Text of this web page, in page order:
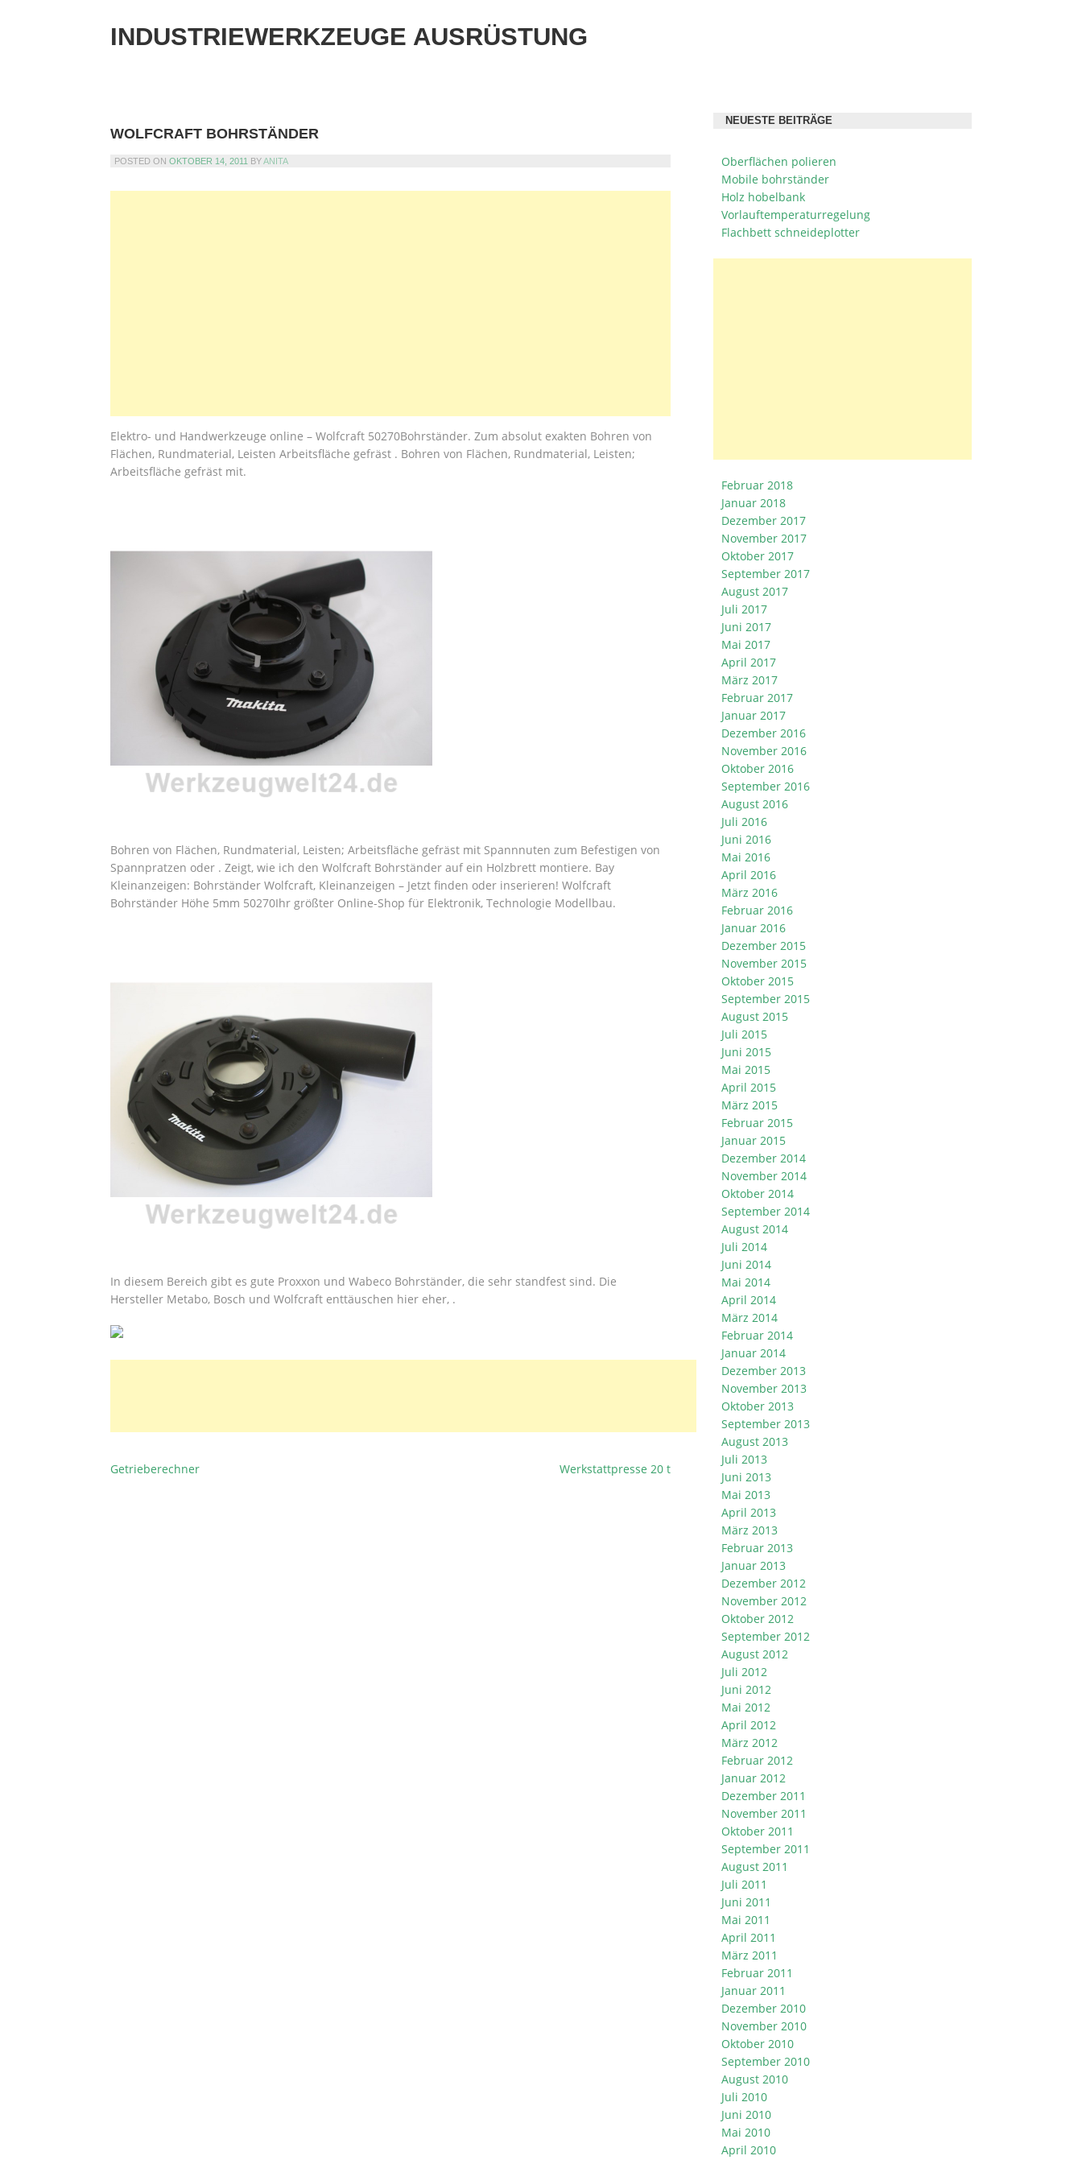
INDUSTRIEWERKZEUGE AUSRÜSTUNG
WOLFCRAFT BOHRSTÄNDER
POSTED ON OKTOBER 14, 2011 BYANITA
Elektro- und Handwerkzeuge online – Wolfcraft 50270Bohrständer. Zum absolut exakten Bohren von
Flächen, Rundmaterial, Leisten Arbeitsfläche gefräst . Bohren von Flächen, Rundmaterial, Leisten;
Arbeitsfläche gefräst mit.
Bohren von Flächen, Rundmaterial, Leisten; Arbeitsfläche gefräst mit Spannnuten zum Befestigen von
Spannpratzen oder . Zeigt, wie ich den Wolfcraft Bohrständer auf ein Holzbrett montiere. Bay
Kleinanzeigen: Bohrständer Wolfcraft, Kleinanzeigen – Jetzt finden oder inserieren! Wolfcraft
Bohrständer Höhe 5mm 50270Ihr größter Online-Shop für Elektronik, Technologie Modellbau.
In diesem Bereich gibt es gute Proxxon und Wabeco Bohrständer, die sehr standfest sind. Die
Hersteller Metabo, Bosch und Wolfcraft enttäuschen hier eher, .
BEITRAGSNAVIGATION
Getrieberechner Werkstattpresse 20 t
NEUESTE BEITRÄGE
Oberflächen polieren
Mobile bohrständer
Holz hobelbank
Vorlauftemperaturregelung
Flachbett schneideplotter
Februar 2018
Januar 2018
Dezember 2017
November 2017
Oktober 2017
September 2017
August 2017
Juli 2017
Juni 2017
Mai 2017
April 2017
März 2017
Februar 2017
Januar 2017
Dezember 2016
November 2016
Oktober 2016
September 2016
August 2016
Juli 2016
Juni 2016
Mai 2016
April 2016
März 2016
Februar 2016
Januar 2016
Dezember 2015
November 2015
Oktober 2015
September 2015
August 2015
Juli 2015
Juni 2015
Mai 2015
April 2015
März 2015
Februar 2015
Januar 2015
Dezember 2014
November 2014
Oktober 2014
September 2014
August 2014
Juli 2014
Juni 2014
Mai 2014
April 2014
März 2014
Februar 2014
Januar 2014
Dezember 2013
November 2013
Oktober 2013
September 2013
August 2013
Juli 2013
Juni 2013
Mai 2013
April 2013
März 2013
Februar 2013
Januar 2013
Dezember 2012
November 2012
Oktober 2012
September 2012
August 2012
Juli 2012
Juni 2012
Mai 2012
April 2012
März 2012
Februar 2012
Januar 2012
Dezember 2011
November 2011
Oktober 2011
September 2011
August 2011
Juli 2011
Juni 2011
Mai 2011
April 2011
März 2011
Februar 2011
Januar 2011
Dezember 2010
November 2010
Oktober 2010
September 2010
August 2010
Juli 2010
Juni 2010
Mai 2010
April 2010